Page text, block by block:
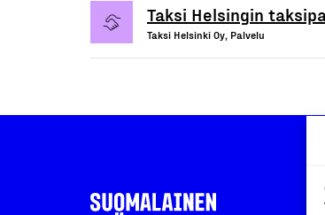
Taksi Helsingin
Taksi Helsinki Oy, Palvelu